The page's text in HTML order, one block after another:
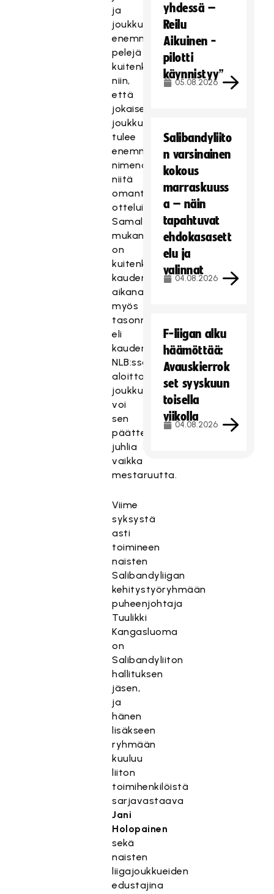
ja
joukkueille
enemmän
pelejä
kuitenkin
niin,
että
jokaiselle
joukkueelle
tulee
enemmän
nimenomaan
niitä
omantasoisia
otteluita.
Samalla
mukana
on
kuitenkin
kauden
aikana
myös
tasonmittaus
eli
kauden
NLB:ssä
aloittava
joukkue
voi
sen
päätteeksi
juhlia
vaikka
mestaruutta.
Viime
syksystä
asti
toimineen
naisten
Salibandyliigan
kehitystyöryhmään
puheenjohtaja
Tuulikki
Kangasluoma
on
Salibandyliiton
hallituksen
jäsen,
ja
hänen
lisäkseen
ryhmään
kuuluu
liiton
toimihenkilöistä
sarjavastaava
Jani
Holopainen
sekä
naisten
liigajoukkueiden
edustajina
yhdessä –
Reilu
Aikuinen -
pilotti
käynnistyy”
05.08.2026
Salibandyliito
n varsinainen
kokous
marraskuuss
a – näin
tapahtuvat
ehdokasasett
elu ja
valinnat
04.08.2026
F-liigan alku
häämöttää:
Avauskierrok
set syyskuun
toisella
viikolla
04.08.2026